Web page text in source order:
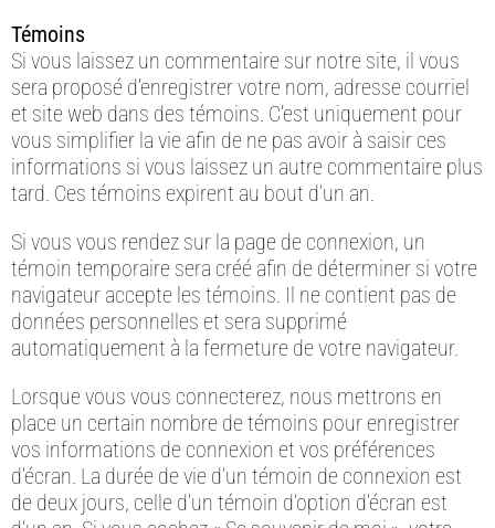
Témoins
Si vous laissez un commentaire sur notre site, il vous
sera proposé d’enregistrer votre nom, adresse courriel
et site web dans des témoins. C’est uniquement pour
vous simplifier la vie afin de ne pas avoir à saisir ces
informations si vous laissez un autre commentaire plus
tard. Ces témoins expirent au bout d’un an.
Si vous vous rendez sur la page de connexion, un
témoin temporaire sera créé afin de déterminer si votre
navigateur accepte les témoins. Il ne contient pas de
données personnelles et sera supprimé
automatiquement à la fermeture de votre navigateur.
Lorsque vous vous connecterez, nous mettrons en
place un certain nombre de témoins pour enregistrer
vos informations de connexion et vos préférences
d’écran. La durée de vie d’un témoin de connexion est
de deux jours, celle d’un témoin d’option d’écran est